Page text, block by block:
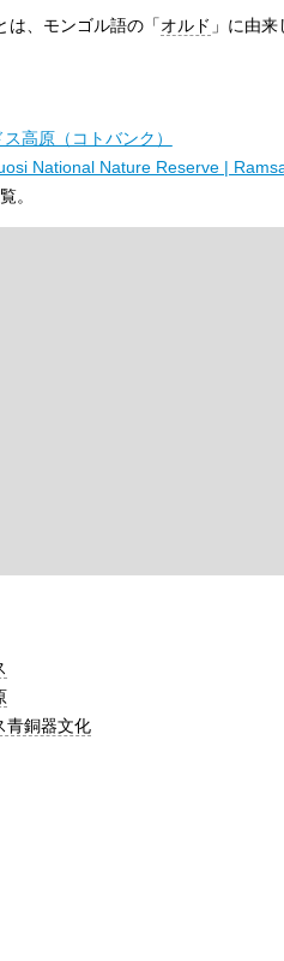
は、モンゴル語の「オルド 」に由来
高原（コトバンク）
National Nature Reserve |
。
青銅器文化